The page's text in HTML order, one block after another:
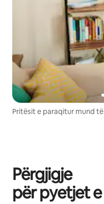
Pritësit e paraqitur mund
Përgjigje
për pyetjet